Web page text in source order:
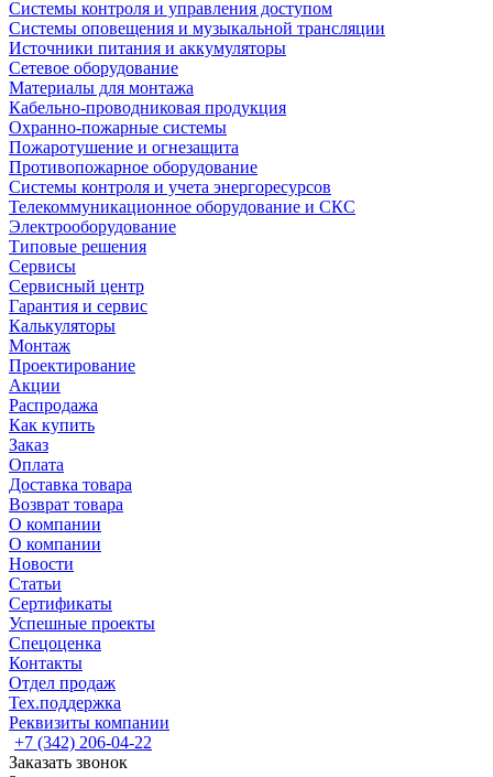
Системы контроля и управления доступом
Системы оповещения и музыкальной трансляции
Источники питания и аккумуляторы
Сетевое оборудование
Материалы для монтажа
Кабельно-проводниковая продукция
Охранно-пожарные системы
Пожаротушение и огнезащита
Противопожарное оборудование
Системы контроля и учета энергоресурсов
Телекоммуникационное оборудование и СКС
Электрооборудование
Типовые решения
Сервисы
Сервисный центр
Гарантия и сервис
Калькуляторы
Монтаж
Проектирование
Акции
Распродажа
Как купить
Заказ
Оплата
Доставка товара
Возврат товара
О компании
О компании
Новости
Статьи
Сертификаты
Успешные проекты
Спецоценка
Контакты
Отдел продаж
Тех.поддержка
Реквизиты компании
+7 (342) 206-04-22
Заказать звонок